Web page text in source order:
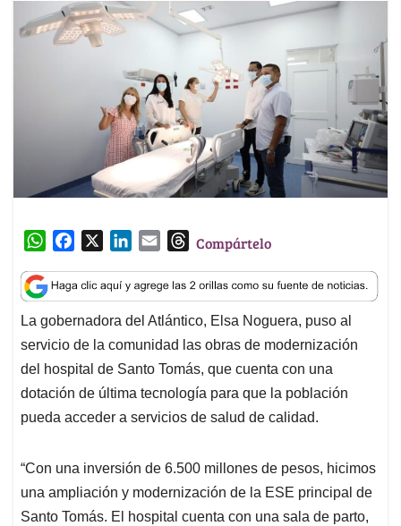
W
a
t
s
A
p
p
c
e
b
o
o
k
n
k
e
d
I
n
a
i
l
T
r
e
a
d
s
Compártelo
La gobernadora del Atlántico, Elsa Noguera, puso al
servicio de la comunidad las obras de modernización
del hospital de Santo Tomás, que cuenta con una
dotación de última tecnología para que la población
pueda acceder a servicios de salud de calidad.
“Con una inversión de 6.500 millones de pesos, hicimos
una ampliación y modernización de la ESE principal de
Santo Tomás. El hospital cuenta con una sala de parto,